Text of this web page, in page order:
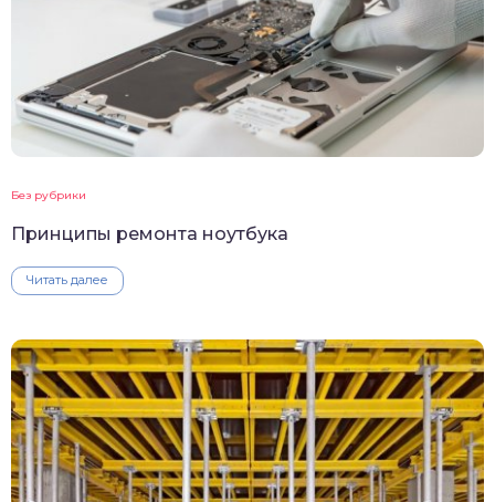
Без рубрики
Принципы ремонта ноутбука
Читать далее